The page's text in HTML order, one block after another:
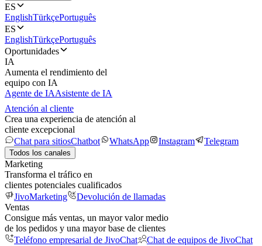
ES
EnglishTürkçePortuguês
ES
EnglishTürkçePortuguês
Oportunidades
IA
Aumenta el rendimiento del
equipo con IA
Agente de IAAsistente de IA
Atención al cliente
Crea una experiencia de atención al
cliente excepcional
Chat para sitiosChatbot WhatsApp Instagram Telegram
Todos los canales
Marketing
Transforma el tráfico en
clientes potenciales cualificados
JivoMarketing
Devolución de llamadas
Ventas
Consigue más ventas, un mayor valor medio
de los pedidos y una mayor base de clientes
Teléfono empresarial de JivoChat
Chat de equipos de JivoChat